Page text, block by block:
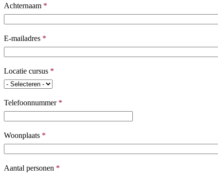
Achternaam *
E-mailadres *
Locatie cursus *
Telefoonnummer *
Woonplaats *
Aantal personen *